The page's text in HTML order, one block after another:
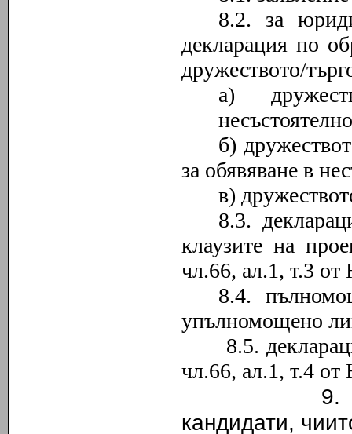
8.2. за
декларация по
дружеството/
а)
б)
за обявяване в
в)
8.3.
клаузите на
чл.66, ал.1, т.3
8.4.
упълномощено
8.5.
чл.66, ал.1, т.4
9. Не се
кандидати,